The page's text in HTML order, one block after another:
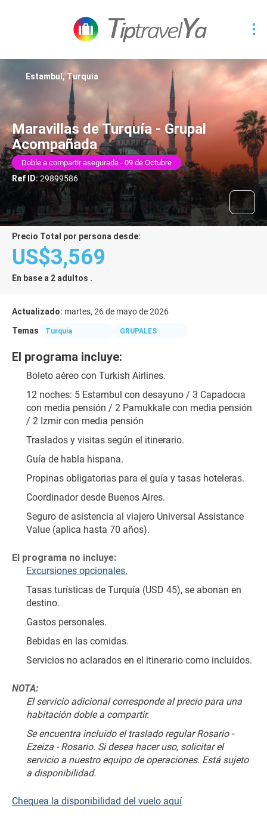
Maravillas de Turquía - Grupal
Acompañada
Doble a compartir asegurada - 09 de Octubre
Ref ID:29899586
Estambul, Turquia
Precio Total por persona desde:
US$3,569
En base a 2 adultos .
Actualizado: martes, 26 de mayo de 2026
Temas
Turquía GRUPALES
El programa incluye:
Boleto aéreo con Turkish Airlines.
12 noches: 5 Estambul con desayuno / 3 Capadocıa
con media pensión / 2 Pamukkale con media pensión
/ 2 Izmir con media pensión
Traslados y visitas según el itinerario.
Guía de habla hispana.
Propinas obligatorias para el guía y tasas hoteleras.
Coordinador desde Buenos Aires.
Seguro de asistencia al viajero Universal Assistance
Value (aplica hasta 70 años).
El programa no incluye:
Excursiones opcionales.
Tasas turísticas de Turquía (USD 45), se abonan en
destino.
Gastos personales.
Bebidas en las comidas.
Servicios no aclarados en el itinerario como incluidos.
NOTA:
El servicio adicional corresponde al precio para una
habitación doble a compartir.
Se encuentra incluido el traslado regular Rosario -
Ezeiza - Rosario. Si desea hacer uso, solicitar el
servicio a nuestro equipo de operaciones. Está sujeto
a disponibilidad.
Chequea la disponibilidad del vuelo aquí